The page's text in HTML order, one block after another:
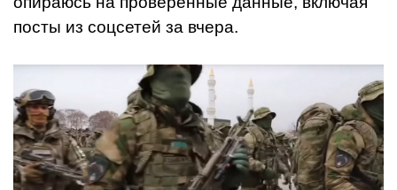
посты из соцсетей за вчера.